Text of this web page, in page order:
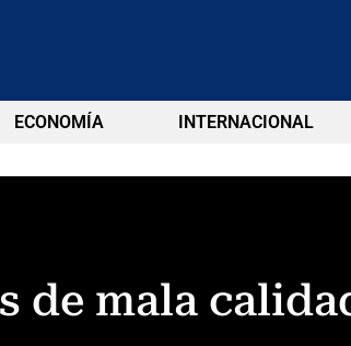
ECONOMÍA INTERNACIONAL
de mala